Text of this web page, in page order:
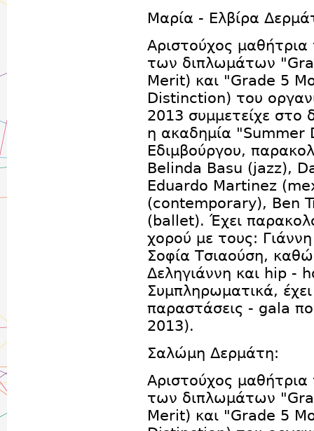
Μαρία - Ελβίρα
Αριστούχος
των διπλωμάτων
Merit) και "Grade 5
Distinction) του
2013 συμμετείχε στο
η ακαδημία "Summer
Εδιμβούργου,
Belinda Basu (jazz),
Eduardo Martinez
(contemporary), Ben
(ballet). Έχει
χορού με τους:
Σοφία Τσιαούση,
Δεληγιάννη και hip -
Συμπληρωματικά,
παραστάσεις - gala
2013).
Σαλώμη Δερμάτη:
Αριστούχος
των διπλωμάτων
Merit) και "Grade 5